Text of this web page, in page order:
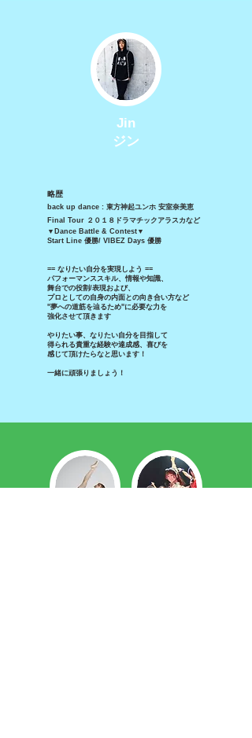
Jin
ジン
略歴
back up dance : 東方神起ユンホ 安室奈美恵
Final Tour ２０１８ ドラマチックアラスカなど
▼Dance Battle & Contest▼
Start Line 優勝/ VIBEZ Days 優勝
== なりたい自分を実現しよう ==
パフォーマンススキル、情報や知識、
舞台での役割/表現および、
プロとしての自身の内面との向き合い方など
''夢への道筋を辿るため''に必要な力を
強化させて頂きます︎
やりたい事、なりたい自分を目指して
得られる貴重な経験や達成感、喜びを
感じて頂けたらなと思います！
一緒に頑張りましょう！